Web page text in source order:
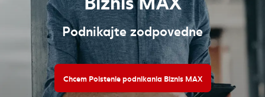
Podnikajte zodpovedne
Chcem Poistenie podnikania Biznis MAX